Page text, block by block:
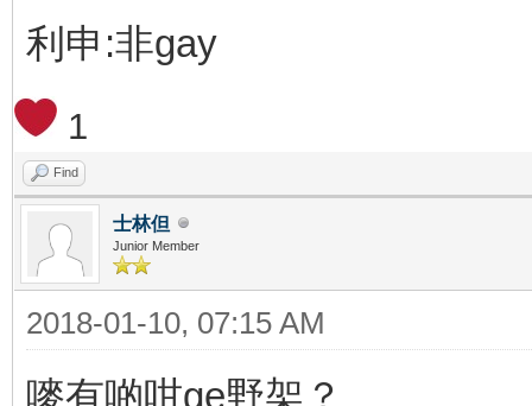
利申:非gay
1
Find
士林但
Junior Member
2018-01-10, 07:15 AM
嘜有啲咁ge野架？